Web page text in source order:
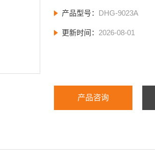
培、消毒、灭菌以及物质变性
产品型号： DHG-9023A
更新时间： 2026-08-01
产品咨询